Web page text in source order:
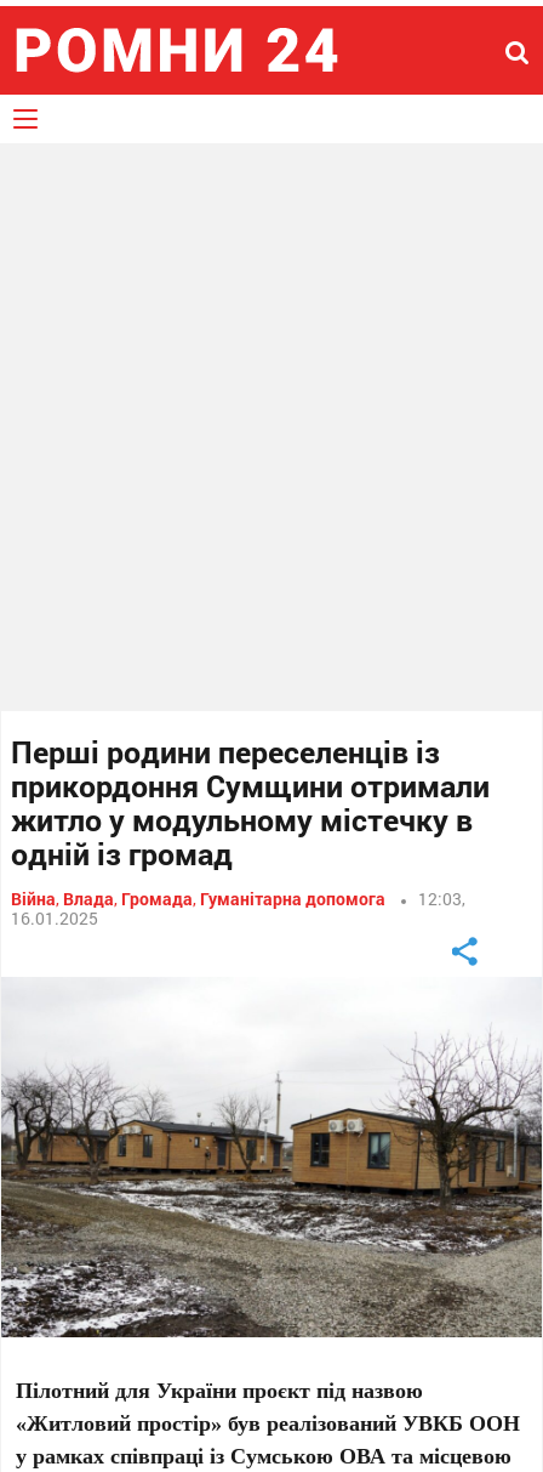
Перші родини переселенців із
прикордоння Сумщини отримали
житло у модульному містечку в
одній із громад
Війна, Влада, Громада, Гуманітарна допомога
12:03,
16.01.2025
Пілотний для України проєкт під назвою
«Житловий простір» був реалізований УВКБ ООН
у рамках співпраці із Сумською ОВА та місцевою